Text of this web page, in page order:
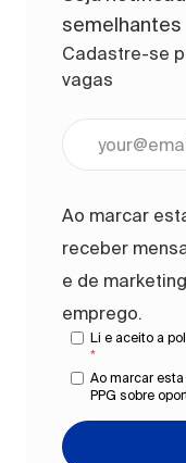
semelhantes
Cadastre-se
vagas
Ao marcar
receber
e de
emprego.
Li e aceito a
*
Ao marcar
PPG sobre